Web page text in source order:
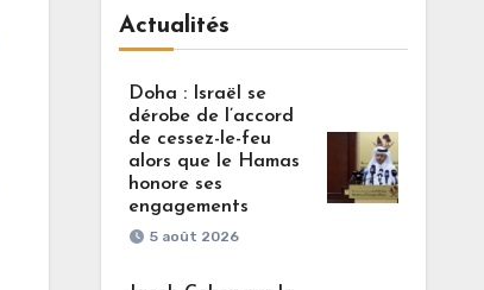
Actualités
Doha : Israël se
dérobe de l’accord
de cessez-le-feu
alors que le Hamas
honore ses
engagements
5 août 2026